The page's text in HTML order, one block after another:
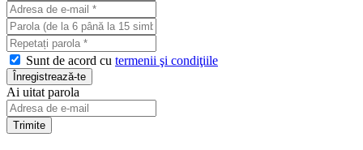
Sunt de acord cu termenii şi condiţiile
Ai uitat parola